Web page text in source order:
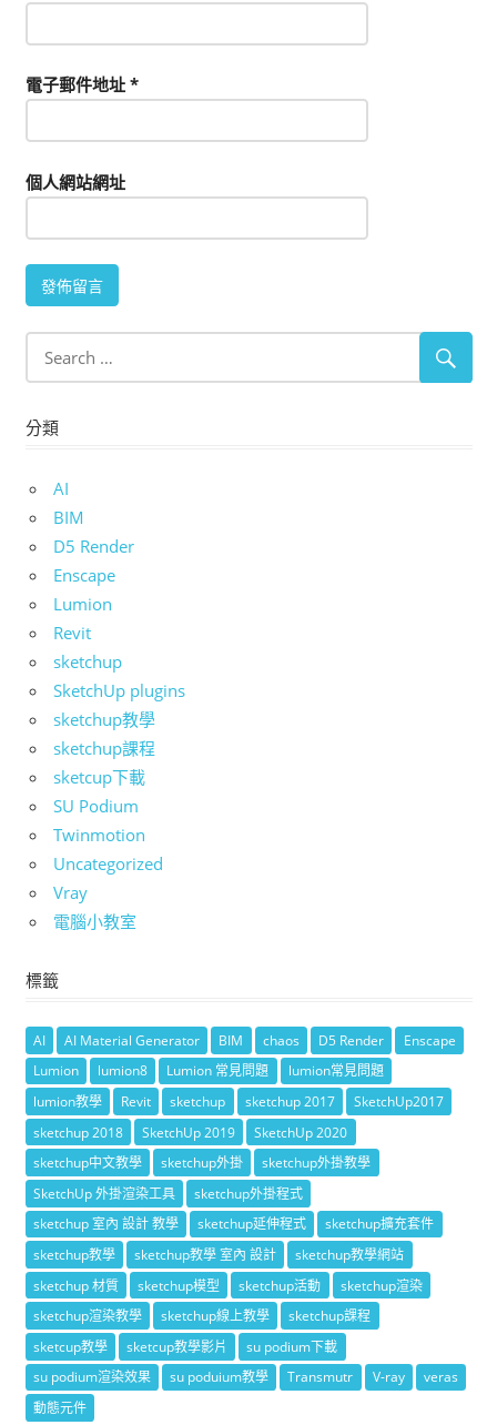
電子郵件地址 *
個人網站網址
分類
AI
BIM
D5 Render
Enscape
Lumion
Revit
sketchup
SketchUp plugins
sketchup教學
sketchup課程
sketcup下載
SU Podium
Twinmotion
Uncategorized
Vray
電腦小教室
標籤
AI AI Material Generator BIM chaos D5 Render
Enscape
Lumion
lumion8 Lumion 常見問題
lumion常見問題
lumion教學
Revit sketchup sketchup 2017
SketchUp2017
sketchup 2018
SketchUp 2019
SketchUp 2020
sketchup中文教學
sketchup外掛
sketchup外掛教學
SketchUp 外掛渲染工具
sketchup外掛程式
sketchup 室內 設計 教學
sketchup延伸程式
sketchup擴充套件
sketchup教學
sketchup教學 室內 設計
sketchup教學網站
sketchup 材質
sketchup模型 sketchup活動
sketchup渲染
sketchup渲染教學
sketchup線上教學
sketchup課程
sketcup教學
sketcup教學影片
su podium下載
su podium渲染效果
su poduium教學 Transmutr V-ray
veras
動態元件